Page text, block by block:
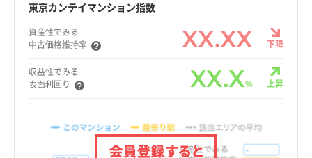
東京カンテイマンション指数
資産性でみる
中古価格維持率
XX.XX 下降
収益性でみる
表面利回り
XX.X% 上昇